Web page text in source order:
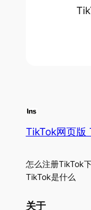
TikTok网页版
怎么注册TikTok
TikTok是什么
关于